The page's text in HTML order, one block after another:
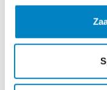
Wymiary po
https://
Pon-Pt 8-18